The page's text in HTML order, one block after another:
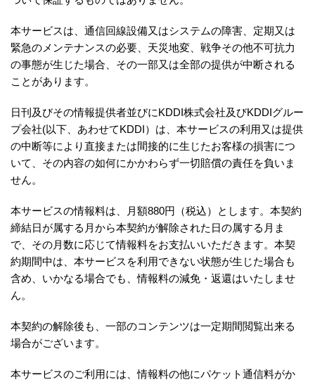
本サービスは、通信回線設備又はシステムの障害、定期又は
緊急のメンテナンスの必要、天災地変、戦争その他不可抗力
の事態が生じた場合、その一部又は全部の提供が中断される
ことがあります。
日刊及びその情報提供者並びにKDDI株式会社及びKDDIグルー
プ会社(以下、あわせてKDDI）は、本サービスの利用又は提供
の中断等により直接または間接的に生じたお客様の損害につ
いて、その内容の如何にかかわらず一切賠償の責任を負いま
せん。
本サービスの情報料は、月額880円（税込）とします。本契約
締結日が属する月から本契約が解除された日の属する月ま
で、その月数に応じて情報料をお支払いいただきます。本契
約期間中は、本サービスを利用できない状態が生じた場合も
含め、いかなる場合でも、情報料の減免・返還はいたしませ
ん。
本契約の解除後も、一部のコンテンツは一定期間閲覧出来る
場合がございます。
本サービスのご利用には、情報料の他にパケット通信料がか